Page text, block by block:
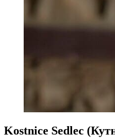
Kostnice Sedlec